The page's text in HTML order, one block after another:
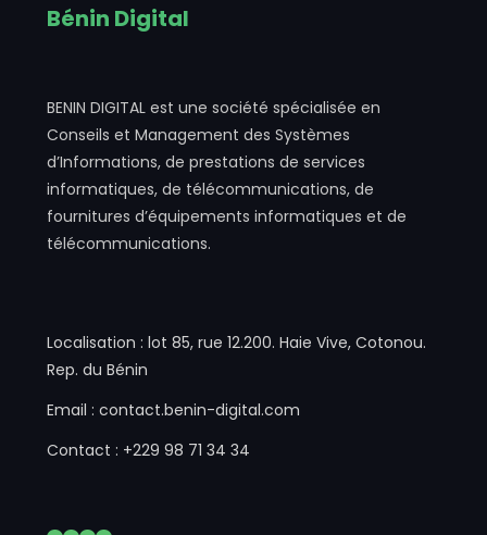
Bénin Digital
BENIN DIGITAL est une société spécialisée en
Conseils et Management des Systèmes
d’Informations, de prestations de services
informatiques, de télécommunications, de
fournitures d’équipements informatiques et de
télécommunications.
Localisation : lot 85, rue 12.200. Haie Vive, Cotonou.
Rep. du Bénin
Email : contact.benin-digital.com
Contact : +229 98 71 34 34